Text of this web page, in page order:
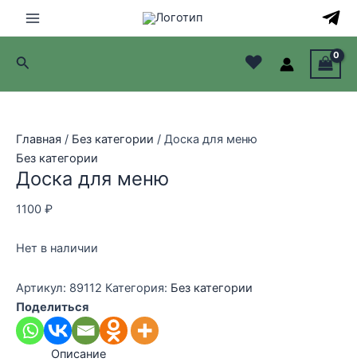
Main
Menu
Поиск ♥
Главная / Без категории / Доска для меню
Без категории
Доска для меню
1100 ₽
Нет в наличии
Артикул: 89112 Категория: Без категории
Поделиться
Описание